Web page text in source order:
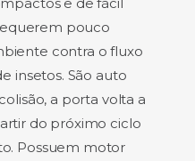
pouco
contra o fluxo
insetos. São auto
a porta volta a
do próximo ciclo
Possuem motor